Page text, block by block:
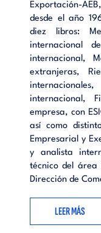
Exportación-
desde el año
diez libros:
internacional
internacional,
extranjeras,
internacional,
empresa, con
así como
Empresarial y
y analista
técnico del área
Dirección de
LEER MÁS